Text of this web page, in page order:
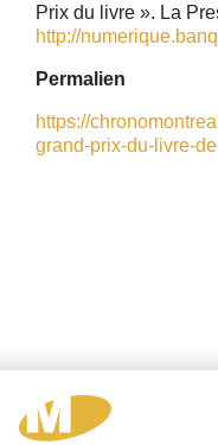
Prix du livre ». La
http://
Permalien
https://
grand-prix-du-livre-